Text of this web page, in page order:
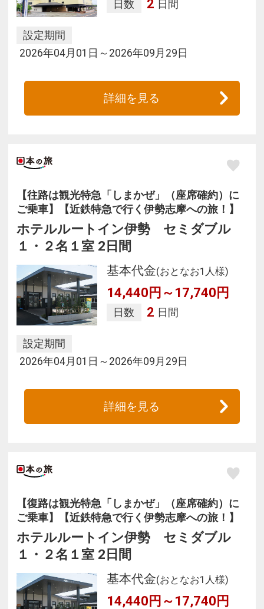
日数 2 日間
設定期間
2026年04月01日～2026年09月29日
詳細を見る
【往路は観光特急「しまかぜ」（座席確約）に
ご乗車】【近鉄特急で行く伊勢志摩への旅！】
ホテルルートイン伊勢 セミダブル
１・２名１室 2日間
基本代金(おとなお1人様)
14,440円～17,740円
日数 2 日間
設定期間
2026年04月01日～2026年09月29日
詳細を見る
【復路は観光特急「しまかぜ」（座席確約）に
ご乗車】【近鉄特急で行く伊勢志摩への旅！】
ホテルルートイン伊勢 セミダブル
１・２名１室 2日間
基本代金(おとなお1人様)
14,440円～17,740円